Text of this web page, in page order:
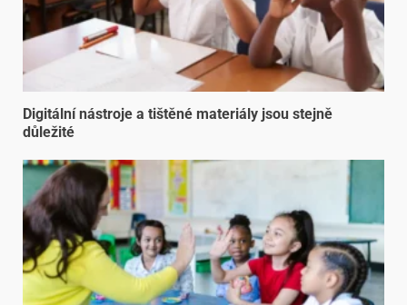
Digitální nástroje a tištěné materiály jsou stejně
důležité